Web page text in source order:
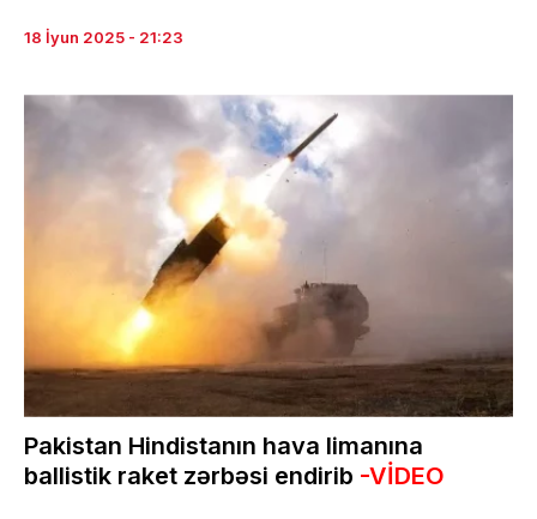
18 İyun 2025 - 21:23
Pakistan Hindistanın hava limanına
ballistik raket zərbəsi endirib -VİDEO